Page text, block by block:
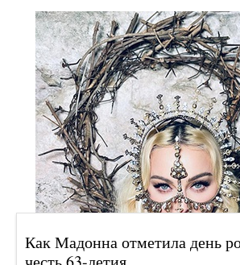
Как Мадонна отметила день